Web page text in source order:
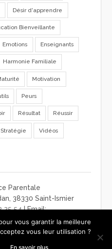
Désir d'apprendre
Bienveillante
Emotions Enseignants
Harmonie Familiale
Motivation
Peurs
Résultat Réussir
Stratégie Vidéos
Parentale
38330 Saint-Ismier
25 54| Email:
de confidentialité-CGV
vous garantir la meilleure
vous leur utilisation ?
En savoir plus